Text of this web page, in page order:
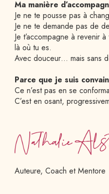
Ma manière
Je ne te pousse pas à
Je ne te demande pas de
Je t’accompagne à revenir
là où tu es.
Avec douceur… mais sans
Parce que je suis
Ce n’est pas en se
C’est en osant,
Auteure, Coach et Mentore